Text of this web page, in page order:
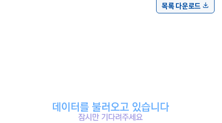
목록 다운로드